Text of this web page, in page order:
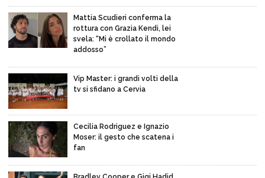
Mattia Scudieri conferma la
rottura con Grazia Kendi, lei
svela: “Mi è crollato il mondo
addosso”
Vip Master: i grandi volti della
tv si sfidano a Cervia
Cecilia Rodriguez e Ignazio
Moser: il gesto che scatena i
fan